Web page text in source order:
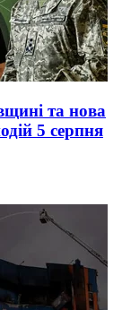
та нова
5 серпня